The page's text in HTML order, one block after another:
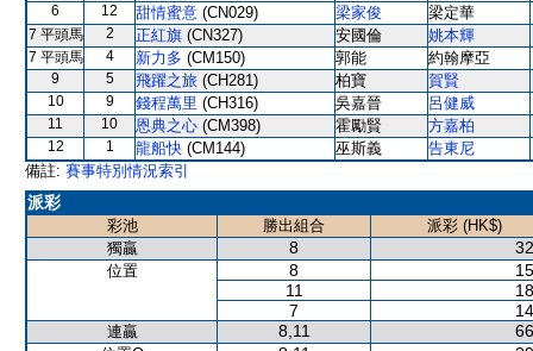
6 12 甜情蜜意 (CN029) 梁家俊 梁定華
7 平頭馬 2 正紅旗 (CN327) 安國倫 姚本輝
7 平頭馬 4 新力多 (CM150) 郭能 約翰摩亞
9 5 飛躍之旅 (CH281) 柏寶 賀賢
10 9 錢程萬里 (CH316) 吳嘉晉 呂健威
11 10 恩典之心 (CM398) 霍勵賢 方嘉柏
12 1 龍船快 (CM144) 巫斯義
告東尼
備註: 賽事特別情況索引
派彩
彩池 勝出組合
派彩 (HK$)
獨贏
8
位置 8
11
7
連贏 8,11